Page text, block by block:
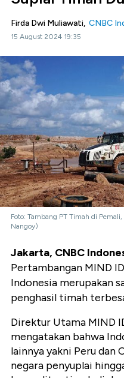
Firda Dwi Muliawati, CNBC
15 August 2024 19:35
Foto: Tambang PT Timah di
Nangoy)
Jakarta, CNBC
Pertambangan MIND
Indonesia merupakan
penghasil timah
Direktur Utama MIND
mengatakan bahwa
lainnya yakni Peru dan
negara penyuplai